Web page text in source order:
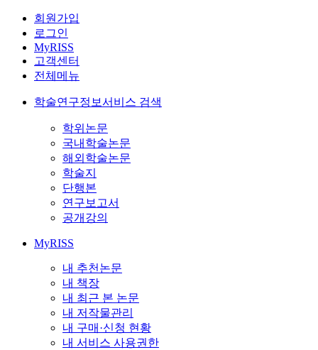
회원가입
로그인
MyRISS
고객센터
전체메뉴
학술연구정보서비스 검색
학위논문
국내학술논문
해외학술논문
학술지
단행본
연구보고서
공개강의
MyRISS
내 추천논문
내 책장
내 최근 본 논문
내 저작물관리
내 구매·신청 현황
내 서비스 사용권한